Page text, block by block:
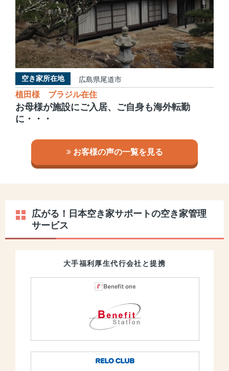
空き家所在地 広島県尾道市
植田様 ブラジル在住
お母様が施設にご入居、ご自身も海外転勤
に・・・
お客様の声の一覧を見る
広がる！日本空き家サポートの空き家管理
サービス
大手福利厚生代行会社と提携